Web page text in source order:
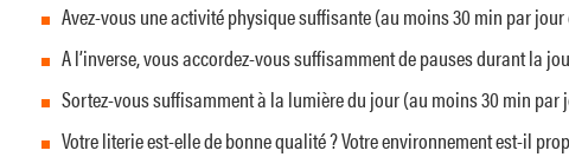
Avez-vous une activité physique suffisante (au moins 30 min par
A l’inverse, vous accordez-vous suffisamment de pauses durant la
Sortez-vous suffisamment à la lumière du jour (au moins 30 min
Votre literie est-elle de bonne qualité ? Votre environnement est-il